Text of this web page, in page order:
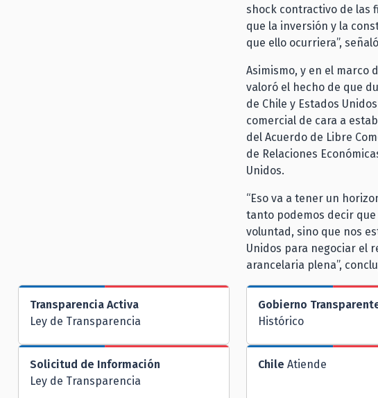
shock contractivo de las
que la inversión y la
que ello ocurriera”,
Asimismo, y en el marco
valoró el hecho de que
de Chile y Estados
comercial de cara a
del Acuerdo de Libre
de Relaciones
Unidos.
“Eso va a tener un
tanto podemos decir
voluntad, sino que nos
Unidos para negociar el
arancelaria plena”,
Transparencia Activa
Ley de Transparencia
Gobierno
Histórico
Solicitud de Información
Ley de Transparencia
Chile Atiende